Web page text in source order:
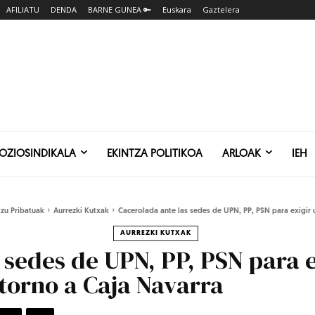
AFILIATU DENDA BARNE GUNEA 🔑 Euskara Gaztelera
EKINTZA POLITIKOA ARLOAK IEH
Pribatuak Aurrezki Kutxak Cacerolada ante las sedes de UPN, PP, PSN para exigir
AURREZKI KUTXAK
de UPN, PP, PSN
a Caja Navarra